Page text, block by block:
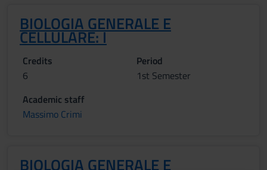
BIOLOGIA GENERALE E
CELLULARE: I
Credits
6
Period
1st Semester
Academic staff
Massimo Crimi
BIOLOGIA GENERALE E